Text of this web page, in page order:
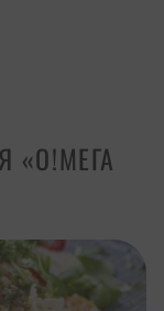
«О!МЕГА